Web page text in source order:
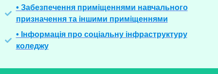
• Забезпечення приміщеннями навчального
призначення та іншими приміщеннями
• Інформація про соціальну інфраструктуру
коледжу